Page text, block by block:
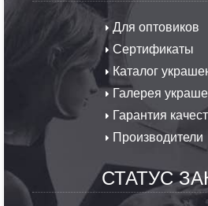
Для оптовиков
Сертификаты
Каталог
Галерея
Гарантия
Производители
СТАТУС